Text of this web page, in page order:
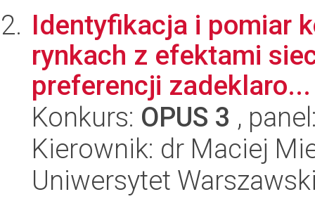
Identyfikacja i pomiar
rynkach z efektami
preferencji zadeklaro...
Konkurs: OPUS 3 ,
Kierownik: dr Maciej
Uniwersytet